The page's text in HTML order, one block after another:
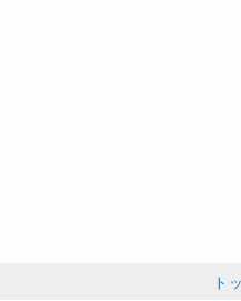
ト